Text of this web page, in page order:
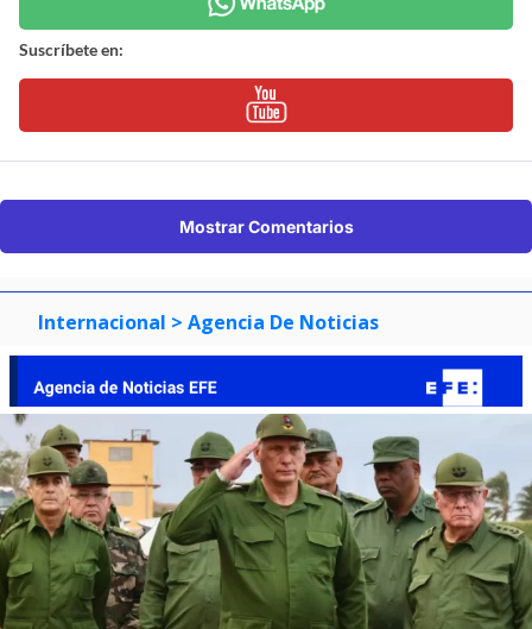
Suscríbete en:
Mostrar Comentarios
Internacional > Agencia De Noticias